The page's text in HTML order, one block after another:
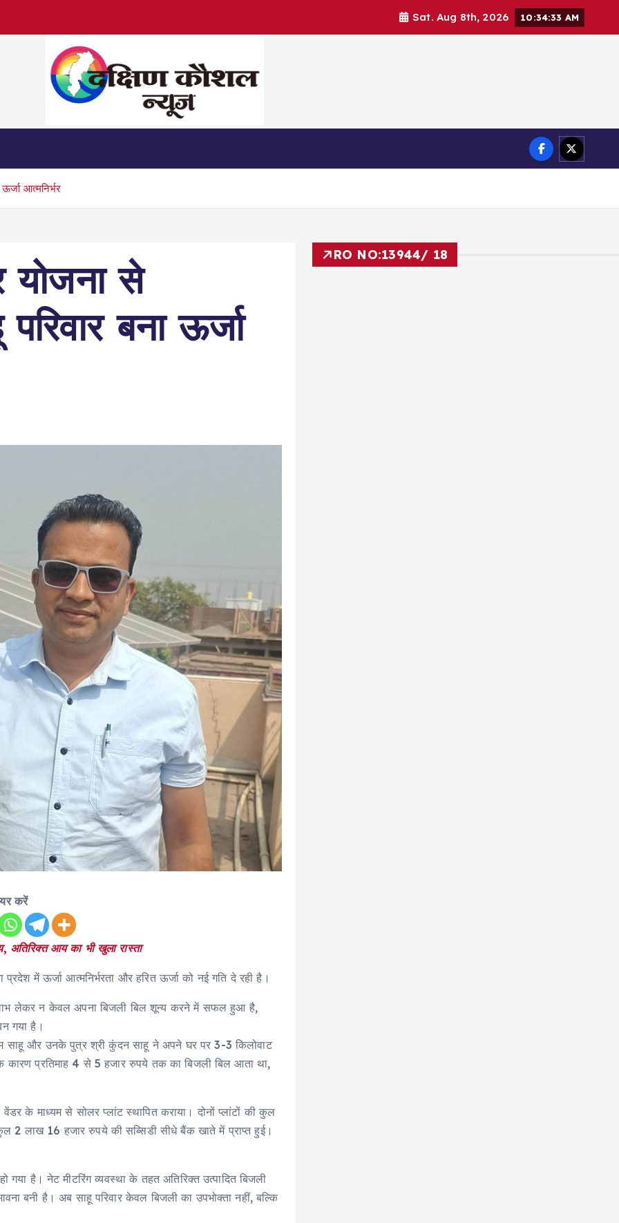
Sat. Aug 8th, 2026 10:34:35 AM
आत्मनिर्भर
योजना से
बना ऊर्जा
करें
अतिरिक्त आय का भी खुला रास्ता
में ऊर्जा आत्मनिर्भरता और हरित ऊर्जा को नई गति दे रही है।
लाभ लेकर न केवल अपना बिजली बिल शून्य करने में सफल हुआ है,
गया है।
साहू और उनके पुत्र श्री कुंदन साहू ने अपने घर पर 3-3 किलोवाट
कारण प्रतिमाह 4 से 5 हजार रुपये तक का बिजली बिल आता था,
के माध्यम से सोलर प्लांट स्थापित कराया। दोनों प्लांटों की कुल
लाख 16 हजार रुपये की सब्सिडी सीधे बैंक खाते में प्राप्त हुई।
है। नेट मीटरिंग व्यवस्था के तहत अतिरिक्त उत्पादित बिजली
बनी है। अब साहू परिवार केवल बिजली का उपभोक्ता नहीं, बल्कि
RO NO:13944/ 18